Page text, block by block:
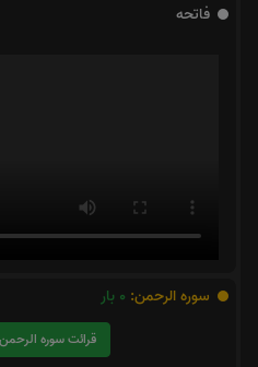
فاتحه
سوره الرحمن: 0 بار
قرائت سوره الرحمن را تقبل میکنم